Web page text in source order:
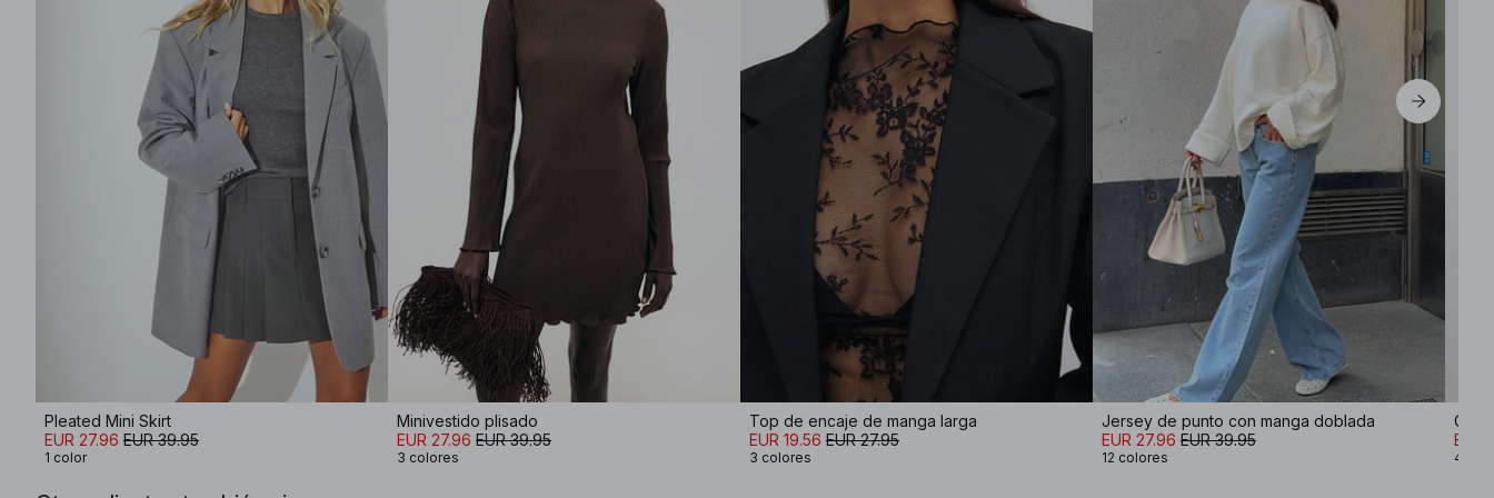
Pleated Mini Skirt
EUR 27.96 EUR 39.95
1 color
Minivestido plisado
EUR 27.96 EUR 39.95
3 colores
Top de encaje de manga larga
EUR 19.56 EUR 27.95
3 colores
Jersey de punto con manga doblada
EUR 27.96 EUR 39.95
12 colores
EUR
4